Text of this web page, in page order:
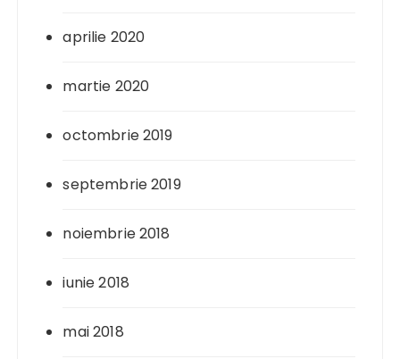
aprilie 2020
martie 2020
octombrie 2019
septembrie 2019
noiembrie 2018
iunie 2018
mai 2018